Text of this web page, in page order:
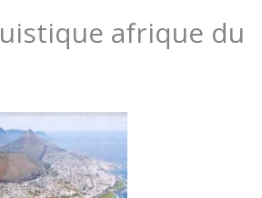
afrique du